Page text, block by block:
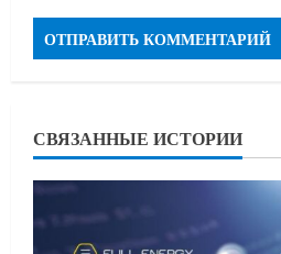
СВЯЗАННЫЕ ИСТОРИИ